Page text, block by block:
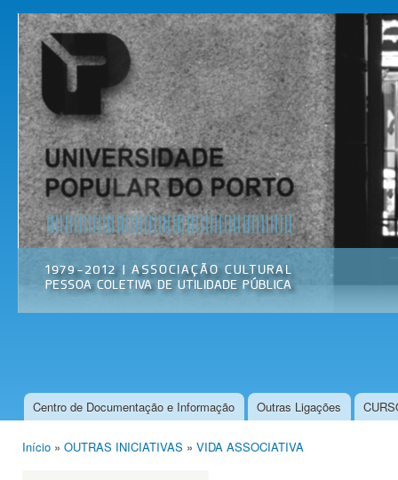
Universidade
Popular do
Porto
Associação
Cultural
Menu principal
Centro de Documentação e Informação Outras Ligações
Início » OUTRAS INICIATIVAS » VIDA ASSOCIATIVA